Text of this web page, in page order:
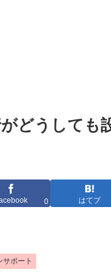
どうしても
0 はてブ
サポート